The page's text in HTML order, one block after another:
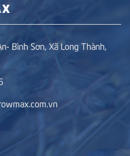
Bình Sơn, Xã Long Thành,